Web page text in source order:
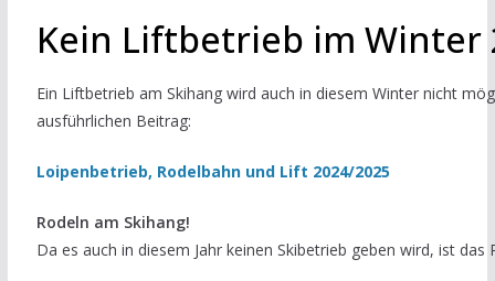
Kein Liftbetrieb im Winter
Ein Liftbetrieb am Skihang wird auch in diesem Winter nicht
ausführlichen Beitrag:
Loipenbetrieb, Rodelbahn und Lift 2024/2025
Rodeln am Skihang!
Da es auch in diesem Jahr keinen Skibetrieb geben wird, ist das